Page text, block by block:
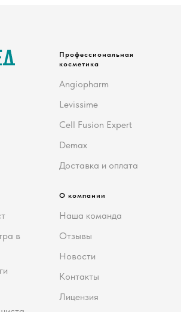
Профессиональная
косметика
Angiopharm
Levissime
Cell Fusion Expert
Demax
Доставка и оплата
в
О компании
Наша команда
Отзывы
Новости
Контакты
Лицензия